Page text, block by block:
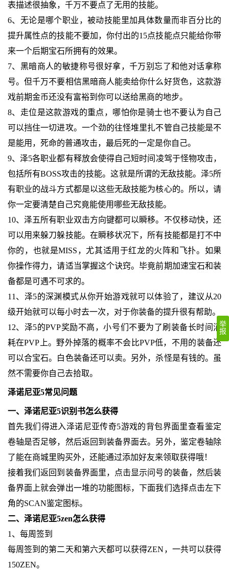
表描述很抽象，千万不要点了无用的技能。
6、无论是哪个职业，被动技能里加具体数量而非百分比的
提升属性点的技能不要加，你付出的15点技能点只能给你带
来一个后期宝石所拥有的效果。
7、黑暗商人的敏捷称号很好拿，千万别忘了和他对话拿称
号。但千万不要相信黑暗商人能卖给你什么好货色，这款游
戏前期金币还没有富裕到你可以送给黑商的地步。
8、走位是这款游戏的重点，哪怕你是骑士也不要认为自己
可以挡住一切进攻。一个劲的往怪堆里扎不管自己技能是不
是能用，死命的普通攻击，最后死的一定是你自己。
9、泽5各职业都有释放会使得自己短时间凌驾于怪物攻击，
包括所有BOSS攻击的技能。这就是所谓的无敌技能。泽5所
有职业的战斗方式都是以这些无敌技能为核心的。所以，请
你一定要清楚自己究竟能使用哪些无敌技能。
10、泽五所有职业双击方向键都可以瞬移。不仅移动快，还
可以用来躲刀躲技能。在瞬移状况下，所有技能都是打不中
你的，也就是MISS，尤其适用于红龙的火阵和飞扑。如果
你操作得力，请适当掌握这个诀窍。毕竟前期加速宝石和装
备都是可遇不可求的。
11、泽5的深渊模式从你开始游戏就可以体验了，建议从20
级开始就可以每小时去一次，对于你装备的提升很有帮助。
12、泽5的PVP奖励不高，小号们不要为了刷装备长时间消
耗在PVP上。野外掉落的概率不会比PVP低，不用的装备还
可以合宝石。白色装备还可以卖。另外，杀怪是有钱的。虽
然不需要你自己去拾取。
泽诺尼亚5常见问题
一、泽诺尼亚5识别书怎么获得
首先我们得进入泽诺尼亚传奇5游戏的背包界面里查看鉴定
卷轴是否足够，然后返回到装备界面去。另外，鉴定卷轴除
了能在商城里购买外，还能通过添加好友来领取获得哦！
接着我们返回到装备界面里，点击显示问号的装备，然后装
备界面上就会弹出一堆的功能图标，下面我们选择点击左下
角的SCAN鉴定图标。
二、泽诺尼亚5zen怎么获得
1、每周签到
每周签到的第二天和第六天都可以获得ZEN，一共可以获得
150ZEN。
举
报